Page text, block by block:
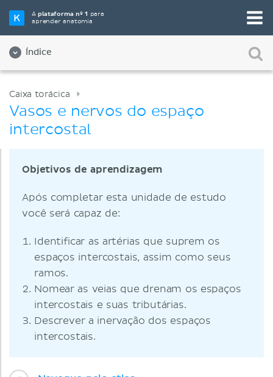
Aplataforma nº 1 para
aprender anatomia
Índice
Caixa torácica
Vasos e nervos do espaço
intercostal
Objetivos de aprendizagem
Após completar esta unidade de estudo
você será capaz de:
Identificar as artérias que suprem os
espaços intercostais, assim como seus
ramos.
Nomear as veias que drenam os espaços
intercostais e suas tributárias.
Descrever a inervação dos espaços
intercostais.